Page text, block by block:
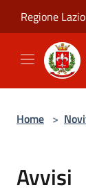
Regione Lazio
Home >
Avvisi